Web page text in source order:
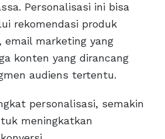
Personalisasi ini bisa
rekomendasi produk
email marketing yang
konten yang dirancang
audiens tertentu.
personalisasi, semakin
meningkatkan